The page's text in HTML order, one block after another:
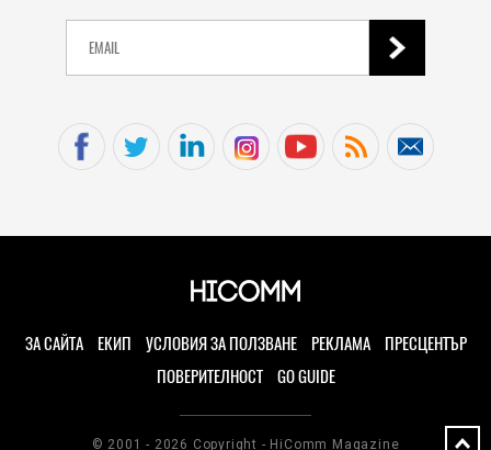
ЗА САЙТА ЕКИП УСЛОВИЯ ЗА ПОЛЗВАНЕ РЕКЛАМА
ПРЕСЦЕНТЪР
ПОВЕРИТЕЛНОСТ
GO GUIDE
© 2001 - 2026 Copyright - HiComm Magazine